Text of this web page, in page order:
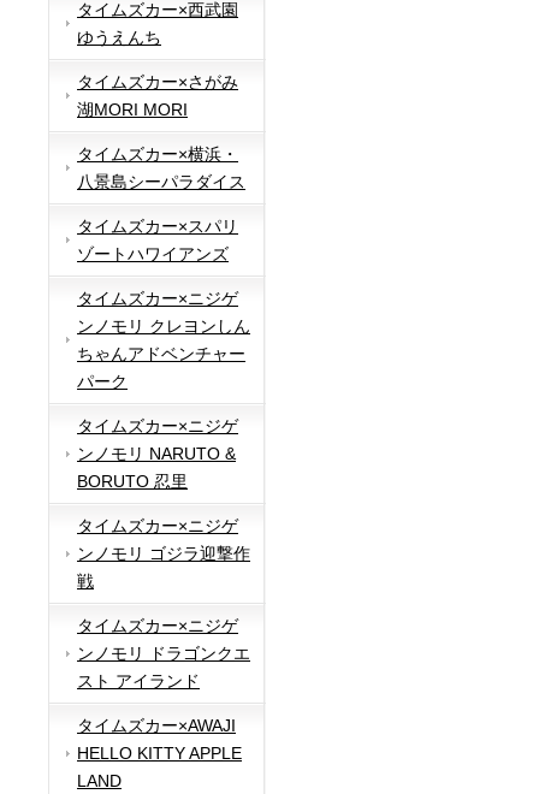
タイムズカー×西武園
ゆうえんち
タイムズカー×さがみ
湖MORI MORI
タイムズカー×横浜・
八景島シーパラダイス
タイムズカー×スパリ
ゾートハワイアンズ
タイムズカー×ニジゲ
ンノモリ クレヨンしん
ちゃんアドベンチャー
パーク
タイムズカー×ニジゲ
ンノモリ NARUTO &
BORUTO 忍里
タイムズカー×ニジゲ
ンノモリ ゴジラ迎撃作
戦
タイムズカー×ニジゲ
ンノモリ ドラゴンクエ
スト アイランド
タイムズカー×AWAJI
HELLO KITTY APPLE
LAND